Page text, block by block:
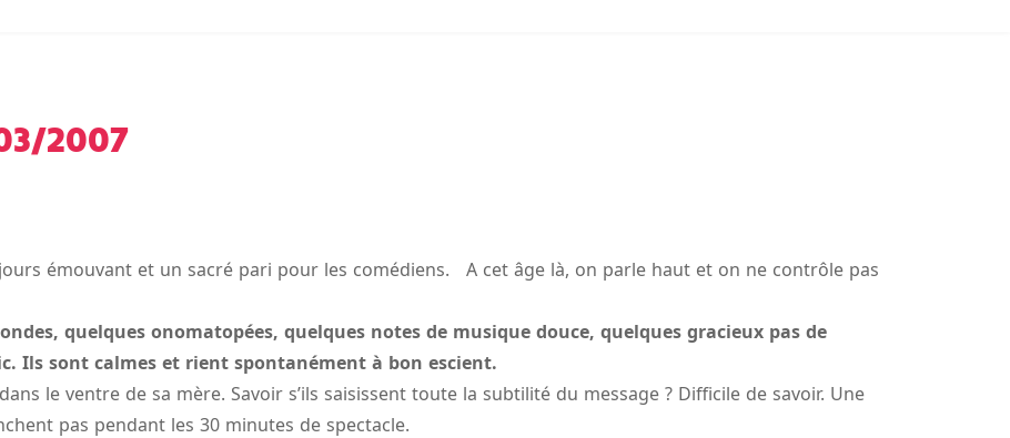
2007
émouvant et un sacré pari pour les comédiens. A cet âge là, on parle haut et on ne contrôle pas
quelques onomatopées, quelques notes de musique douce, quelques gracieux pas de
Ils sont calmes et rient spontanément à bon escient.
le ventre de sa mère. Savoir s’ils saisissent toute la subtilité du message ? Difficile de savoir. Une
pas pendant les 30 minutes de spectacle.